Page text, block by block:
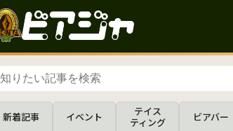
新着記事 イベント
テイス
ティング
ビアバー